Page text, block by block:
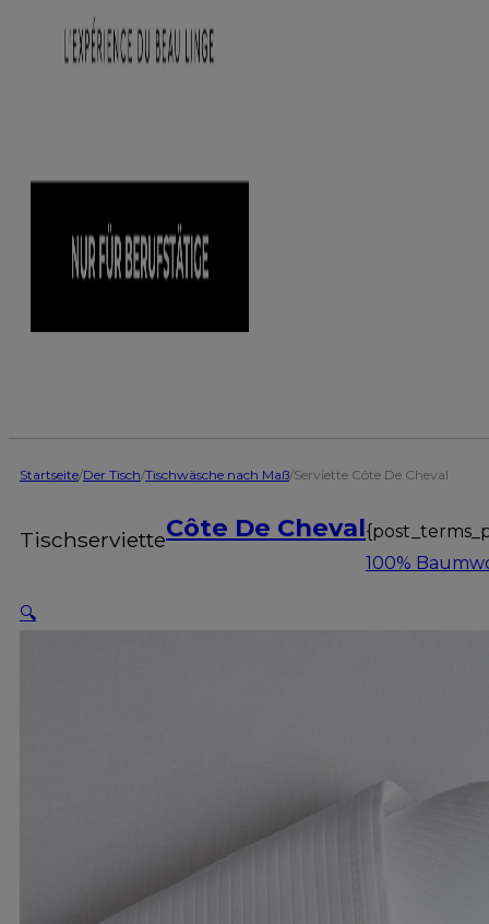
Startseite/Der Tisch/Tischwäsche nach Maß/Serviette Côte De Cheval
TischservietteCôte De Cheval
100%
🔍